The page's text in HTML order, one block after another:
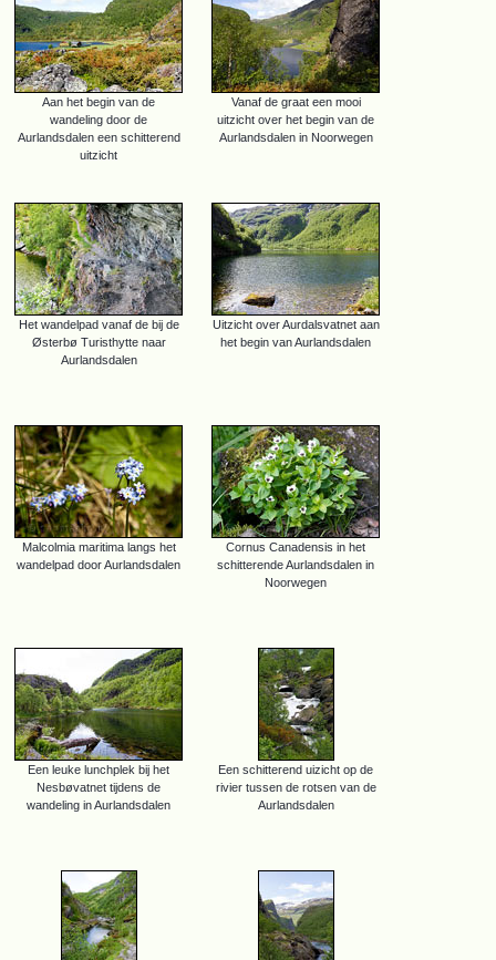
Aan het begin van de
wandeling door de
Aurlandsdalen een schitterend
uitzicht
Vanaf de graat een mooi
uitzicht over het begin van de
Aurlandsdalen in Noorwegen
Het wandelpad vanaf de bij de
Østerbø Turisthytte naar
Aurlandsdalen
Uitzicht over Aurdalsvatnet aan
het begin van Aurlandsdalen
Malcolmia maritima langs het
wandelpad door Aurlandsdalen
Cornus Canadensis in het
schitterende Aurlandsdalen in
Noorwegen
Een leuke lunchplek bij het
Nesbøvatnet tijdens de
wandeling in Aurlandsdalen
Een schitterend uizicht op de
rivier tussen de rotsen van de
Aurlandsdalen